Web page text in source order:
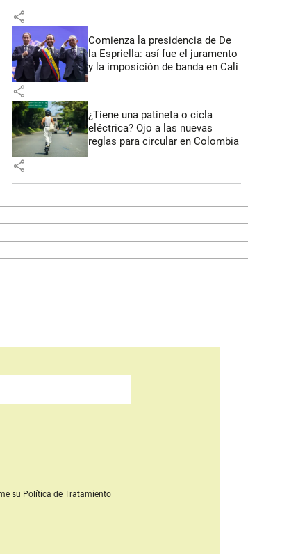
share
Comienza la presidencia de De
la Espriella: así fue el juramento
y la imposición de banda en Cali
share
¿Tiene una patineta o cicla
eléctrica? Ojo a las nuevas
reglas para circular en Colombia
share
su Política de Tratamiento